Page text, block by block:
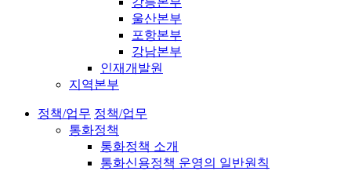
울산본부
포항본부
강남본부
인재개발원
지역본부
정책/업무 정책/업무
통화정책
통화정책 소개
통화신용정책 운영의 일반원칙